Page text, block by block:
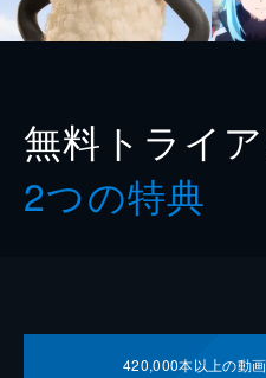
無料トライ
2つの特典
420,000本以上の動